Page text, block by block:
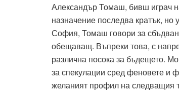
Александър Томаш, бивш играч
назначение последва кратък,
София, Томаш говори за
обещаващ. Въпреки това, с
различна посока за бъдещето.
за спекулации сред феновете и
желаният профил на следващия